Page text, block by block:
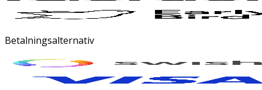
Betalningsalternativ